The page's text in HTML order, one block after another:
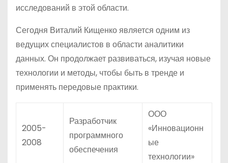
исследований в этой области.
Сегодня Виталий Кищенко является одним из
ведущих специалистов в области аналитики
данных. Он продолжает развиваться, изучая новые
технологии и методы, чтобы быть в тренде и
применять передовые практики.
2005-
2008
Разработчик
программного
обеспечения
ООО
«Инновационн
ые
технологии»